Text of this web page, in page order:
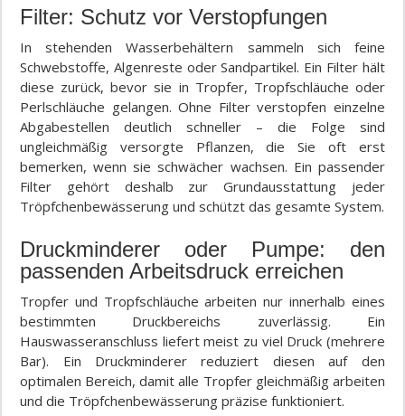
Filter: Schutz vor Verstopfungen
In stehenden Wasserbehältern sammeln sich feine
Schwebstoffe, Algenreste oder Sandpartikel. Ein Filter hält
diese zurück, bevor sie in Tropfer, Tropfschläuche oder
Perlschläuche gelangen. Ohne Filter verstopfen einzelne
Abgabestellen deutlich schneller – die Folge sind
ungleichmäßig versorgte Pflanzen, die Sie oft erst
bemerken, wenn sie schwächer wachsen. Ein passender
Filter gehört deshalb zur Grundausstattung jeder
Tröpfchenbewässerung und schützt das gesamte System.
Druckminderer oder Pumpe: den
passenden Arbeitsdruck erreichen
Tropfer und Tropfschläuche arbeiten nur innerhalb eines
bestimmten Druckbereichs zuverlässig. Ein
Hauswasseranschluss liefert meist zu viel Druck (mehrere
Bar). Ein Druckminderer reduziert diesen auf den
optimalen Bereich, damit alle Tropfer gleichmäßig arbeiten
und die Tröpfchenbewässerung präzise funktioniert.